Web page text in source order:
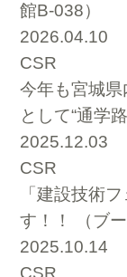
館B-038）
2026.04.10
CSR
今年も宮城
として“通学
2025.12.03
CSR
「建設技術
す！！ （ブ
2025.10.14